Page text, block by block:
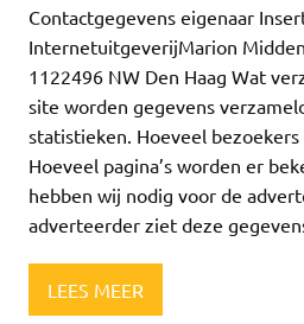
Contactgegevens eigenaar
InternetuitgeverijMarion
1122496 NW Den Haag Wat
site worden gegevens
statistieken. Hoeveel
Hoeveel pagina’s worden er
hebben wij nodig voor de
adverteerder ziet deze
LEES MEER